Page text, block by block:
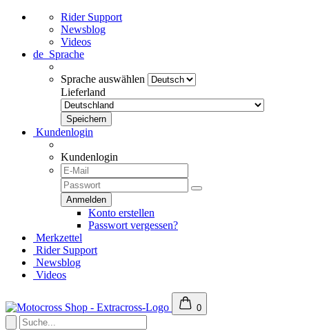
Rider Support
Newsblog
Videos
de Sprache
Sprache auswählen
Lieferland
Kundenlogin
Kundenlogin
Konto erstellen
Passwort vergessen?
Merkzettel
Rider Support
Newsblog
Videos
0